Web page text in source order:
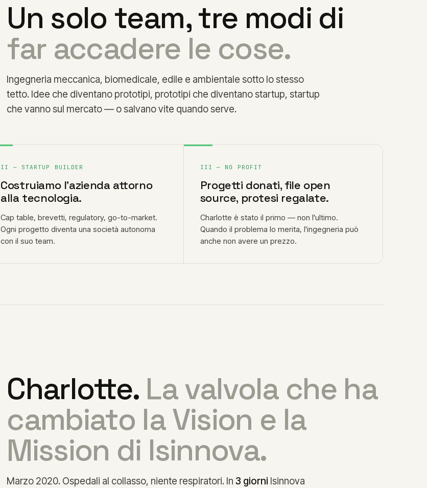
Un solo team, tre modi di
far accadere le cose.
Ingegneria meccanica, biomedicale, edile e ambientale sotto lo stesso
tetto. Idee che diventano prototipi, prototipi che diventano startup, startup
che vanno sul mercato — o salvano vite quando serve.
II — STARTUP BUILDER
Costruiamo l'azienda attorno
alla tecnologia.
Cap table, brevetti, regulatory, go-to-market.
Ogni progetto diventa una società autonoma
con il suo team.
III — NO PROFIT
Progetti donati, file open
source, protesi regalate.
Charlotte è stato il primo — non l'ultimo.
Quando il problema lo merita, l'ingegneria può
anche non avere un prezzo.
Charlotte. La valvola che ha
cambiato la Vision e la
Mission di Isinnova.
Marzo 2020. Ospedali al collasso, niente respiratori. In3 giorni Isinnova